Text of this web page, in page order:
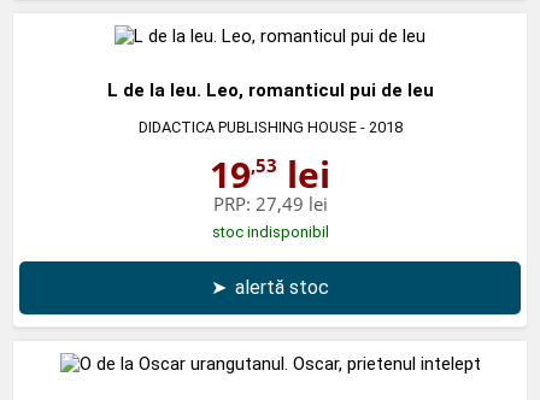
L de la leu. Leo, romanticul pui de leu
DIDACTICA PUBLISHING HOUSE- 2018
19,53 lei
PRP: 27,49 lei
stoc indisponibil
➤ alertă stoc